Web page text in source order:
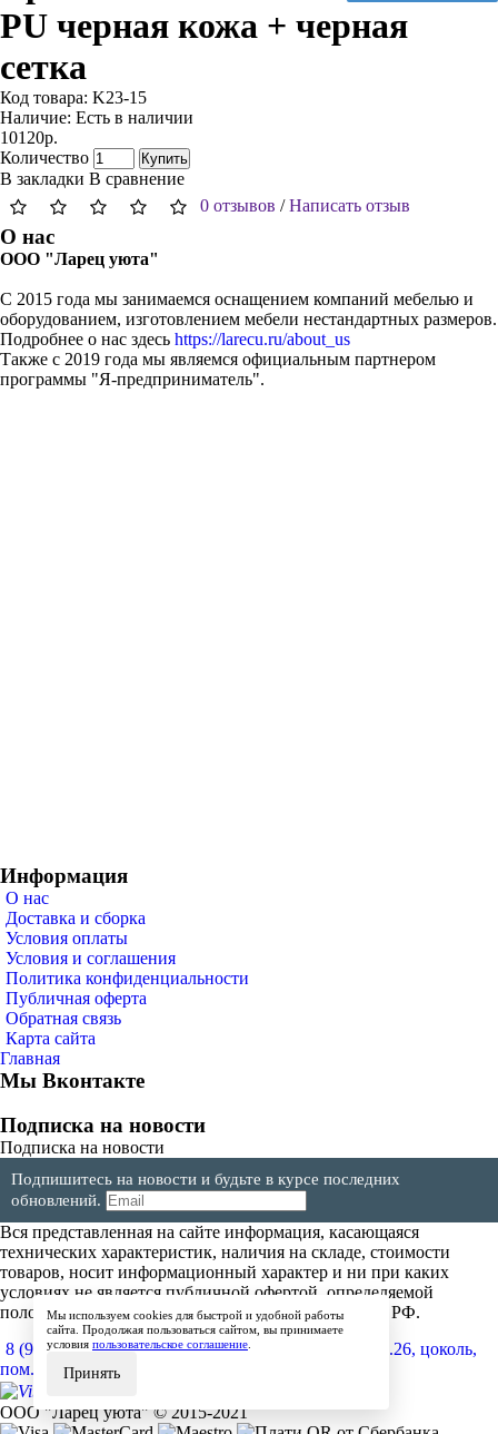
PU черная кожа + черная
сетка
Код товара: K23-15
Наличие: Есть в наличии
10120р.
Количество
Купить
В закладки В сравнение
0 отзывов /Написать отзыв
О нас
ООО "Ларец уюта"
С 2015 года мы занимаемся оснащением компаний мебелью и
оборудованием, изготовлением мебели нестандартных размеров.
Подробнее о нас здесь https://larecu.ru/about_us
Также с 2019 года мы являемся официальным партнером
программы "Я-предприниматель".
Информация
О нас
Доставка и сборка
Условия оплаты
Условия и соглашения
Политика конфиденциальности
Публичная оферта
Обратная связь
Карта сайта
Главная
Мы Вконтакте
Подписка на новости
Подписка на новости
Подпишитесь на новости и будьте в курсе последних
обновлений.
Вся представленная на сайте информация, касающаяся
технических характеристик, наличия на складе, стоимости
товаров, носит информационный характер и ни при каких
условиях не является публичной офертой, определяемой
положениями Статьи 437(2) Гражданского кодекса РФ.
8 (904) 257-64-64 600017, г.Владимир, ул. Мира, д.26, цоколь,
пом.4
ООО "Ларец уюта" © 2015-2021
Мы используем cookies для быстрой и удобной работы
сайта. Продолжая пользоваться сайтом, вы принимаете
условия пользовательское соглашение
Принять